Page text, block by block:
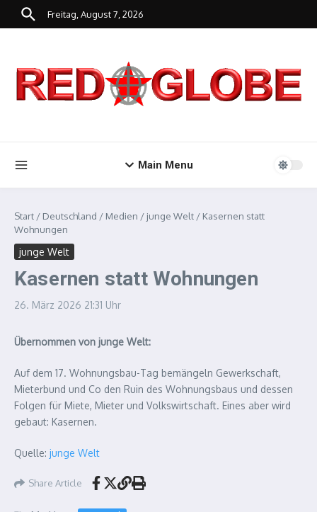
Zum Inhalt springen
Freitag, August 7, 2026
Main Menu
Start / Deutschland / Medien / junge Welt / Kasernen statt
Wohnungen
junge Welt
Kasernen statt Wohnungen
26. März 2026 21:31 Uhr
Übernommen von junge Welt:
Auf dem 17. Wohnungsbau-Tag bemängeln Gewerkschaft,
Mieterbund und Co den Ruin des Wohnungsbaus und dessen
Folgen für Miete, Mieter und Volkswirtschaft. Eines aber wird
gebaut: Kasernen.
Quelle: junge Welt
Share Article